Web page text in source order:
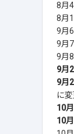
8月
8月
9月
9月
9月
9月
9月
に
10
10